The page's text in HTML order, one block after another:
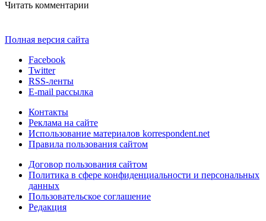
Читать комментарии
Полная версия сайта
Facebook
Twitter
RSS-ленты
E-mail рассылка
Контакты
Реклама на сайте
Использование материалов korrespondent.net
Правила пользования сайтом
Договор пользования сайтом
Политика в сфере конфиденциальности и персональных
данных
Пользовательское соглашение
Редакция